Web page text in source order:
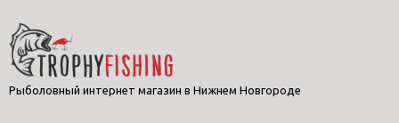
Рыболовный интернет магазин в Нижнем Новгороде